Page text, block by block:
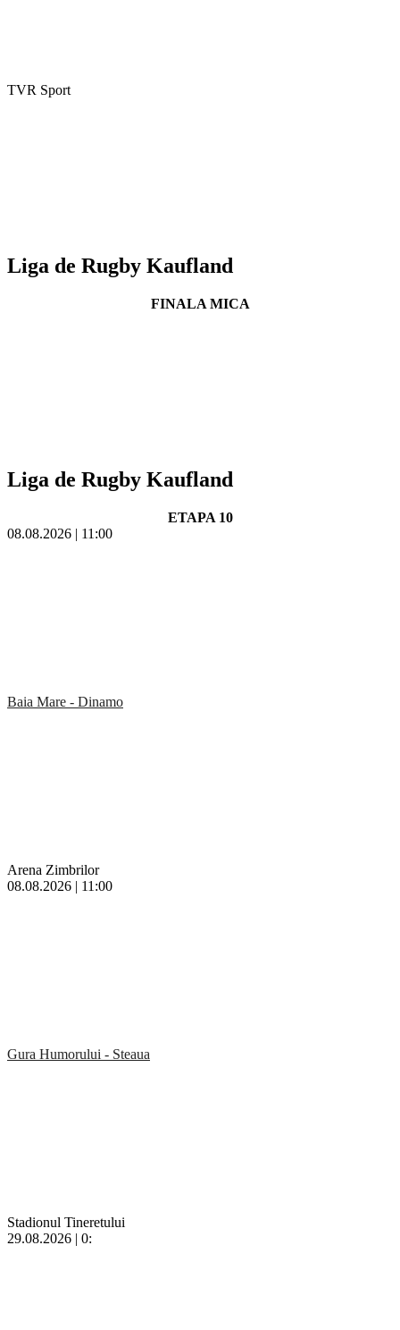
TVR Sport
Liga de Rugby Kaufland
FINALA MICA
Liga de Rugby Kaufland
ETAPA 10
08.08.2026 | 11:00
Baia Mare - Dinamo
Arena Zimbrilor
08.08.2026 | 11:00
Gura Humorului - Steaua
Stadionul Tineretului
29.08.2026 | 0: